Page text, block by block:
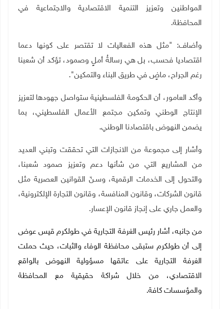
المواطنين وتعزيز التنمية الاقتصادية والاجتماعية في
المحافظة.
وأضاف: "مثل هذه الفعاليات لا تقتصر على كونها دعما
اقتصاديا فحسب، بل هي رسالةُ أملٍ وصمود، تؤكد أن شعبنا
رغم الجراح، ماضٍ في طريق البناء والتمكين".
وأكد العامور، أن الحكومة الفلسطينية ستواصل جهودها لتعزيز
الإنتاج الوطني وتمكين مجتمع الأعمال الفلسطيني، بما
يضمن النهوض باقتصادنا الوطني.
وأشار إلى مجموعة من الانجازات التي تحققت وتبني العديد
من المشاريع التي من شأنها دعم وتعزيز صمود شعبنا،
والتحول إلى الخدمات الرقمية، وسـنّ القوانين العصرية مثل
قانون الشركات، وقانون المنافسة، وقانون التجارة الإلكترونية،
والعمل جاري على إنجاز قانون الإعسار.
من جانبه، أشار رئيس الغرفة التجارية في طولكرم قيس عوض
إلى أن طولكرم ستبقى محافظة الوفاء والثبات، حيث حملت
الغرفة التجارية على عاتقها مسؤولية النهوض بالواقع
الاقتصادي، من خلال شراكة حقيقية مع المحافظة
والمؤسسات كافة.